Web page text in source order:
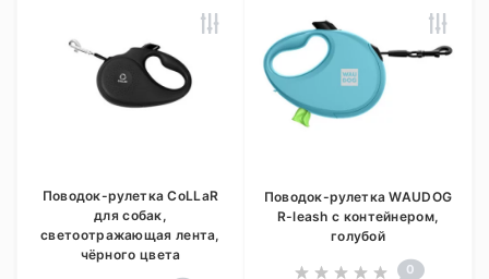
Поводок-рулетка CoLLaR
для собак,
светоотражающая лента,
чёрного цвета
Поводок-рулетка WAUDOG
R-leash с контейнером,
голубой
0